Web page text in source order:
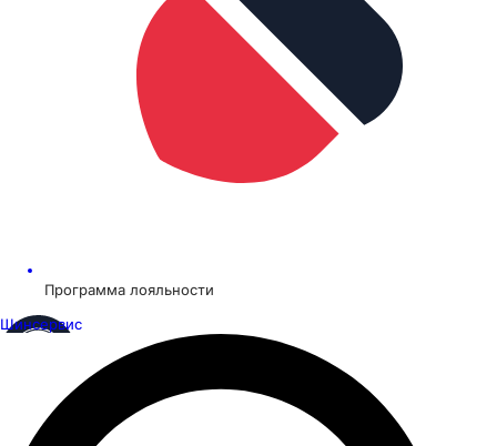
Программа лояльности
Шинсервис